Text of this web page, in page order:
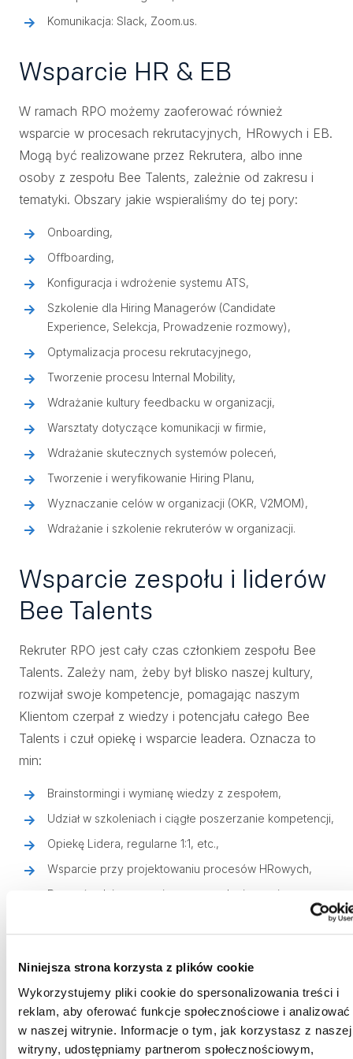
Niniejsza strona korzysta z plików cookie
Wykorzystujemy pliki cookie do spersonalizowania treści i
reklam, aby oferować funkcje społecznościowe i
w naszej witrynie. Informacje o tym, jak korzystasz z naszej
witryny, udostępniamy partnerom społecznościowym,
Komunikacja: Slack, Zoom.us.
Wsparcie HR & EB
W ramach RPO możemy zaoferować również
wsparcie w procesach rekrutacyjnych, HRowych i EB.
Mogą być realizowane przez Rekrutera, albo inne
osoby z zespołu Bee Talents, zależnie od zakresu i
tematyki. Obszary jakie wspieraliśmy do tej pory:
Onboarding,
Offboarding,
Konfiguracja i wdrożenie systemu ATS,
Szkolenie dla Hiring Managerów (Candidate
Experience, Selekcja, Prowadzenie rozmowy),
Optymalizacja procesu rekrutacyjnego,
Tworzenie procesu Internal Mobility,
Wdrażanie kultury feedbacku w organizacji,
Warsztaty dotyczące komunikacji w firmie,
Wdrażanie skutecznych systemów poleceń,
Tworzenie i weryfikowanie Hiring Planu,
Wyznaczanie celów w organizacji (OKR, V2MOM),
Wdrażanie i szkolenie rekruterów w organizacji.
Wsparcie zespołu i liderów
Bee Talents
Rekruter RPO jest cały czas członkiem zespołu Bee
Talents. Zależy nam, żeby był blisko naszej kultury,
rozwijał swoje kompetencje, pomagając naszym
Klientom czerpał z wiedzy i potencjału całego Bee
Talents i czuł opiekę i wsparcie leadera. Oznacza to
min:
Brainstormingi i wymianę wiedzy z zespołem,
Udział w szkoleniach i ciągłe poszerzanie kompetencji,
Opiekę Lidera, regularne 1:1, etc.,
Wsparcie przy projektowaniu procesów HRowych,
Bezpośrednie wsparcie w researchu i sourcingu
(nawet 10 rekruterów jednocześnie).W rezultacie, nad
projektem pracuje nie jedna osoba, czy też
Transfer wiedzy
Nasi rekruterzy przed projektami RPO zdobywają